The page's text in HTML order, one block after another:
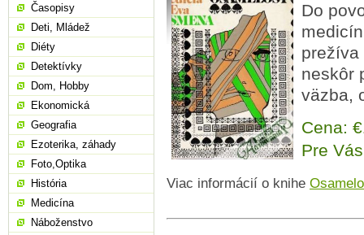
Do
prežíva
neskôr
väzba,
Cena:
Pre
Viac informácií o knihe
Časopisy
Deti, Mládež
Diéty
Detektívky
Dom, Hobby
Ekonomická
Geografia
Ezoterika, záhady
Foto,Optika
História
Medicína
Náboženstvo